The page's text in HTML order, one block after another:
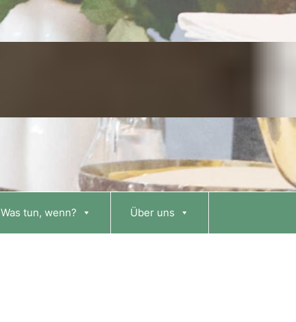
Was tun, wenn? Über uns